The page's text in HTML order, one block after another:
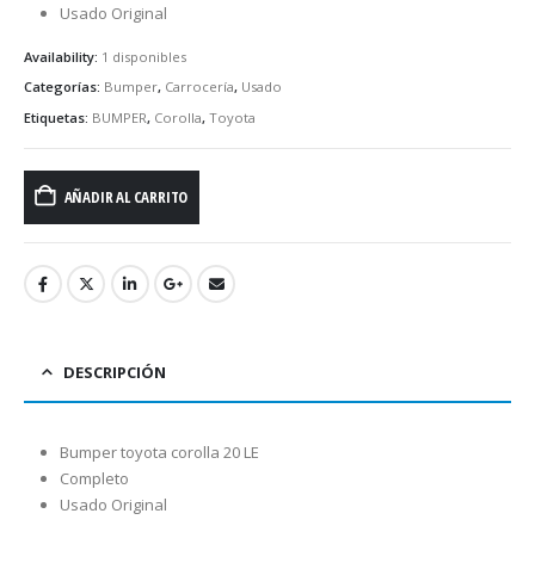
Usado Original
Availability: 1 disponibles
Categorías: Bumper, Carrocería, Usado
Etiquetas: BUMPER, Corolla, Toyota
AÑADIR AL CARRITO
DESCRIPCIÓN
Bumper toyota corolla 20 LE
Completo
Usado Original